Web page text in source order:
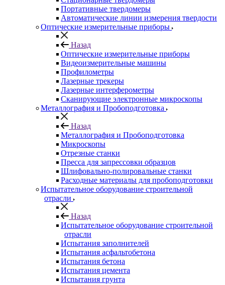
Портативные твердомеры
Автоматические линии измерения твердости
Оптические измерительные приборы
Назад
Оптические измерительные приборы
Видеоизмерительные машины
Профилометры
Лазерные трекеры
Лазерные интерферометры
Сканирующие электронные микроскопы
Металлография и Пробоподготовка
Назад
Металлография и Пробоподготовка
Микроскопы
Отрезные станки
Пресса для запрессовки образцов
Шлифовально-полировальные станки
Расходные материалы для пробоподготовки
Испытательное оборудование строительной
отрасли
Назад
Испытательное оборудование строительной
отрасли
Испытания заполнителей
Испытания асфальтобетона
Испытания бетона
Испытания цемента
Испытания грунта